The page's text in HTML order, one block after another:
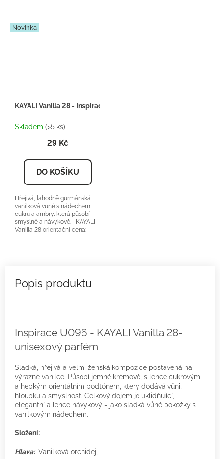
Novinka
KAYALI Vanilla 28 - Inspirace U096 - 2ml
Skladem (>5 ks)
29 Kč
DO KOŠÍKU
Hřejivá, lahodně gurmánská
vanilková vůně s nádechem
cukru a ambry, která působí
smyslně a návykově. KAYALI
Vanilla 28 orientační cena:
Inspirace U096 - KAYALI Vanilla 28-
unisexový parfém
Sladká, hřejivá a velmi ženská kompozice postavená na
výrazné vanilce. Působí jemně krémově, s lehce cukrovým
a hebkým orientálním podtónem, který dodává vůni,
hloubku a smyslnost. Celkový dojem je uklidňující,
elegantní a lehce návykový - jako sladká vůně pokožky s
vanilkovým nádechem.
Složení:
Hlava: Vanilková orchidej,